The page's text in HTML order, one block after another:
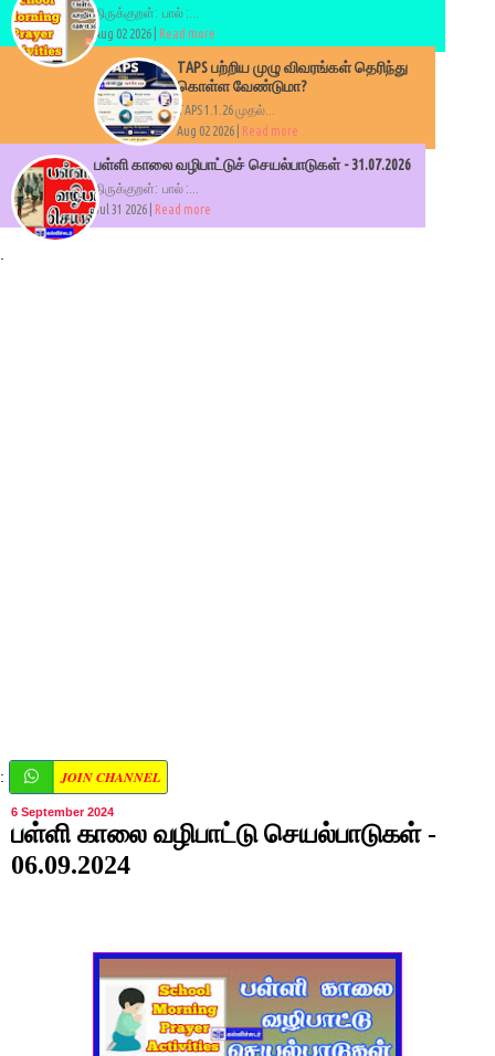
திருக்குறள்: பால் :...
Aug 02 2026 | Read more
TAPS பற்றிய முழு விவரங்கள் தெரிந்து
கொள்ள வேண்டுமா?
TAPS 1.1.26 முதல்...
Aug 02 2026 |
Read more
பள்ளி காலை வழிபாட்டுச் செயல்பாடுகள் - 31.07.2026
திருக்குறள்: பால் :...
Jul 31 2026 |
Read more
: JOIN CHANNEL
6 September 2024
பள்ளி காலை வழிபாட்டு செயல்பாடுகள் -
06.09.2024